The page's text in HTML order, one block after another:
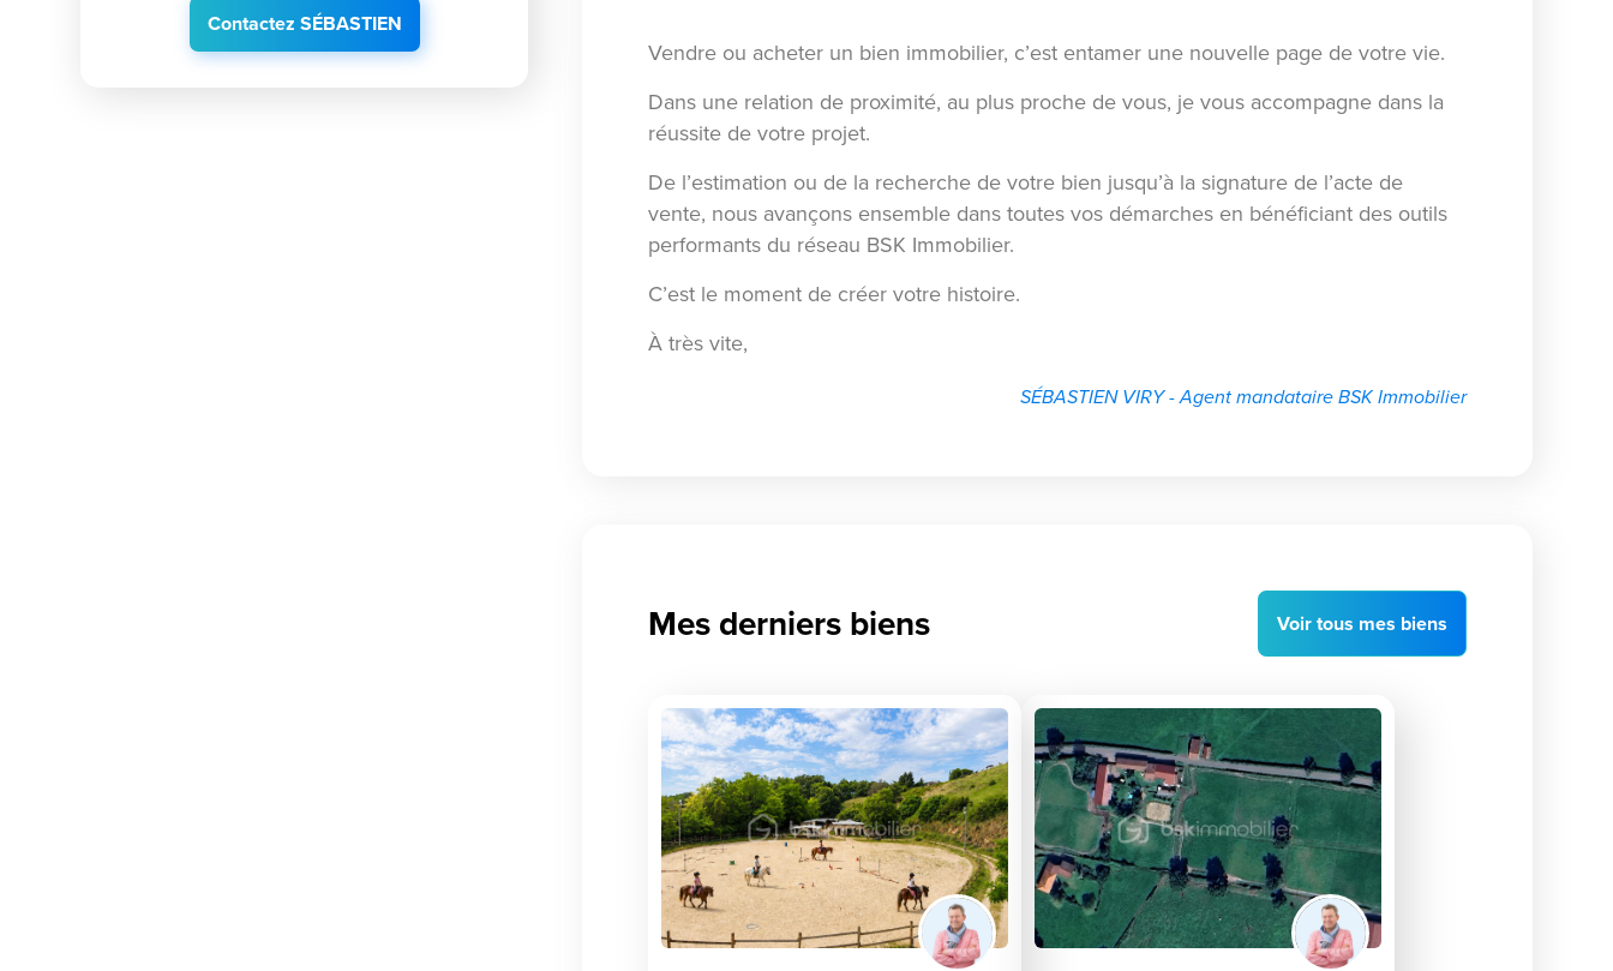
Contactez SÉBASTIEN
Vendre ou acheter un bien immobilier, c’est entamer une nouvelle page de votre vie.
Dans une relation de proximité, au plus proche de vous, je vous accompagne dans la
réussite de votre projet.
De l’estimation ou de la recherche de votre bien jusqu’à la signature de l’acte de
vente, nous avançons ensemble dans toutes vos démarches en bénéficiant des outils
performants du réseau BSK Immobilier.
C’est le moment de créer votre histoire.
À très vite,
SÉBASTIEN VIRY - Agent mandataire BSK Immobilier
Mes derniers biens Voirtous mes biens